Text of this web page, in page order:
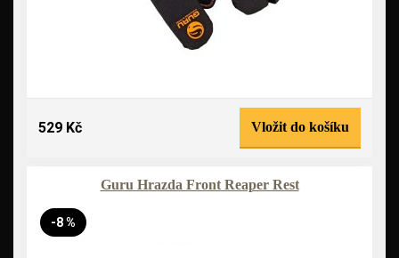
529 Kč Vložit do košíku
Guru Hrazda Front Reaper Rest
-8 %